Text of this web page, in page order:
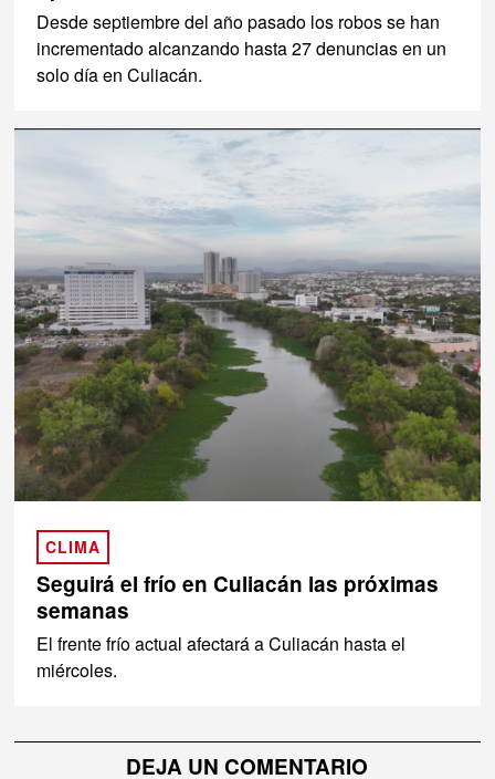
Desde septiembre del año pasado los robos se han
incrementado alcanzando hasta 27 denuncias en un
solo día en Culiacán.
CLIMA
Seguirá el frío en Culiacán las próximas
semanas
El frente frío actual afectará a Culiacán hasta el
miércoles.
DEJA UN COMENTARIO